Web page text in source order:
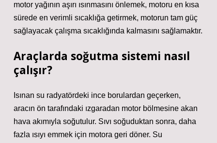
motor yağının aşırı ısınmasını önlemek, motoru en kısa
sürede en verimli sıcaklığa getirmek, motorun tam güç
sağlayacak çalışma sıcaklığında kalmasını sağlamaktır.
Araçlarda soğutma sistemi nasıl
çalışır?
Isınan su radyatördeki ince borulardan geçerken,
aracın ön tarafındaki ızgaradan motor bölmesine akan
hava akımıyla soğutulur. Sıvı soğuduktan sonra, daha
fazla ısıyı emmek için motora geri döner. Su